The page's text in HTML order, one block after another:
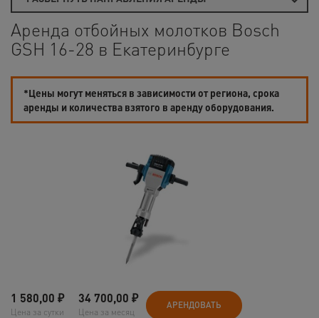
Аренда отбойных молотков Bosch
GSH 16-28 в Екатеринбурге
*Цены могут меняться в зависимости от региона, срока
аренды и количества взятого в аренду оборудования.
1 580,00 ₽
Цена за сутки
34 700,00 ₽
Цена за месяц
АРЕНДОВАТЬ